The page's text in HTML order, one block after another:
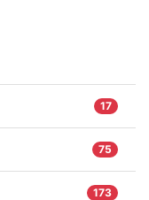
17
75
173